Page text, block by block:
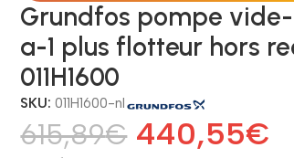
Grundfos pompe
a-1 plus flotteur hors
011H1600
SKU:011H1600-nl
615,89€ 440,55€